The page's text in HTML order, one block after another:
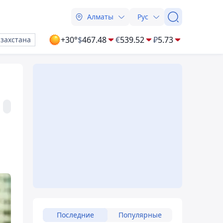
Алматы Рус
+30°$467.48 €539.52 ₽5.73
Последние Популярные